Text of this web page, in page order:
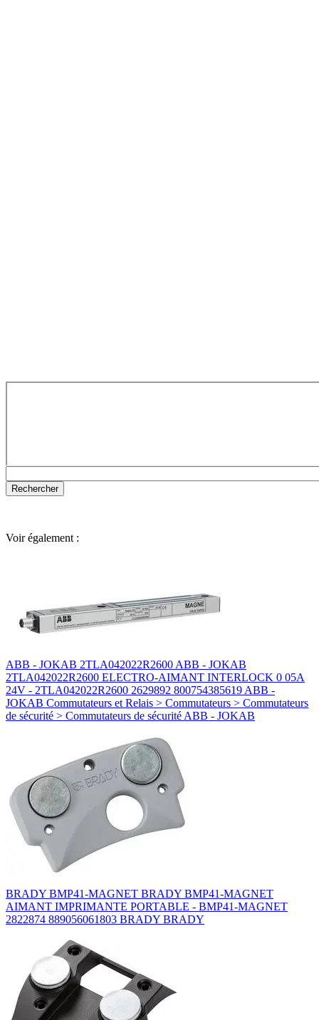
Voir également :
ABB - JOKAB 2TLA042022R2600 ABB - JOKAB
2TLA042022R2600 ELECTRO-AIMANT INTERLOCK 0 05A
24V - 2TLA042022R2600 2629892 800754385619 ABB -
JOKAB Commutateurs et Relais > Commutateurs > Commutateurs
de sécurité > Commutateurs de sécurité ABB - JOKAB
BRADY BMP41-MAGNET BRADY BMP41-MAGNET
AIMANT IMPRIMANTE PORTABLE - BMP41-MAGNET
2822874 889056061803 BRADY BRADY